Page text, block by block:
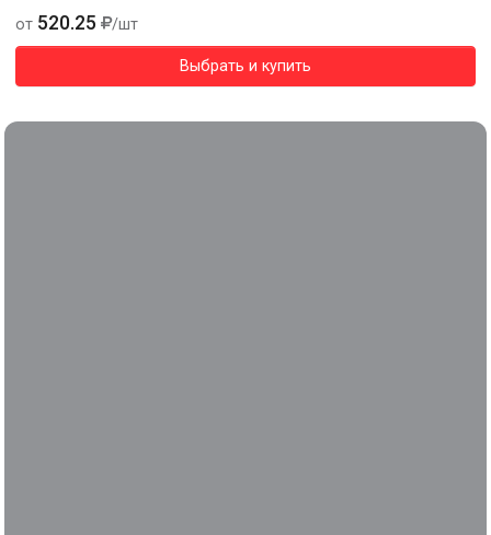
от 520.25 /шт
Выбрать и купить